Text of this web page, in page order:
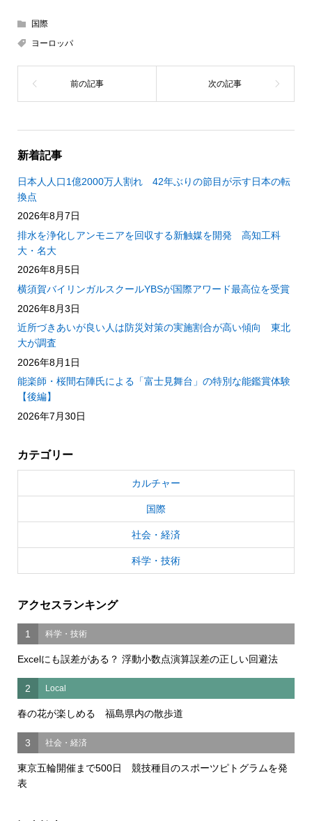
国際
ヨーロッパ
新着記事
日本人人口1億2000万人割れ 42年ぶりの節目が示す日本の転
換点
2026年8月7日
排水を浄化しアンモニアを回収する新触媒を開発 高知工科
大・名大
2026年8月5日
横須賀バイリンガルスクールYBSが国際アワード最高位を受賞
2026年8月3日
近所づきあいが良い人は防災対策の実施割合が高い傾向 東北
大が調査
2026年8月1日
能楽師・桜間右陣氏による「富士見舞台」の特別な能鑑賞体験
【後編】
2026年7月30日
カテゴリー
カルチャー
国際
社会・経済
科学・技術
アクセスランキング
1 科学・技術
Excelにも誤差がある？ 浮動小数点演算誤差の正しい回避法
2 Local
春の花が楽しめる 福島県内の散歩道
3 社会・経済
東京五輪開催まで500日 競技種目のスポーツピトグラムを発
表